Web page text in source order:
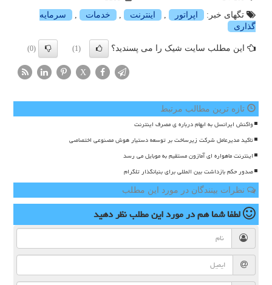
تگهای خبر:
اپراتور اینترنت خدمات
سرمایه
گذاری
این مطلب سایت شیک را می پسندید؟ (1)
(0)
X
تازه ترین مطالب مرتبط
واکنش ایرانسل به ابهام درباره ی مصرف اینترنت
تاکید مدیرعامل شرکت زیرساخت بر توسعه دستیار هوش مصنوعی اختصاصی
اینترنت ماهواره ای آمازون مستقیم به موبایل می رسد
صدور حکم بازداشت بین المللی برای بنیانگذار تلگرام
نظرات بینندگان در مورد این مطلب
لطفا شما همدر مورد این مطلبنظر دهید